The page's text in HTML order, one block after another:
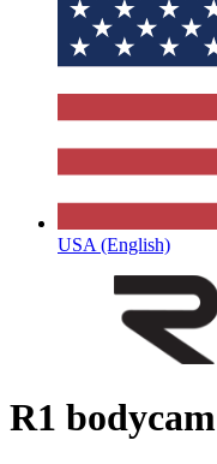
USA (English)
R1 bodycam